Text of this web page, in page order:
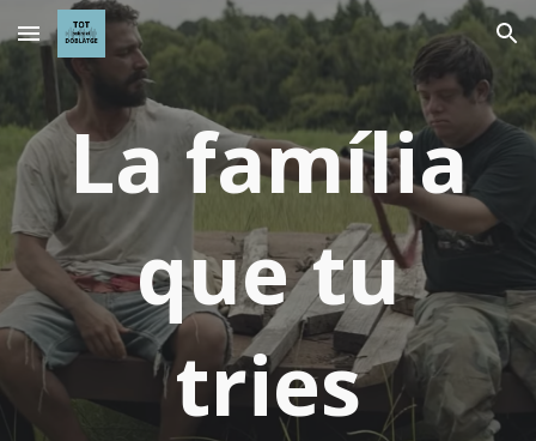
Skip to main content Skip to navigation
La família
que tu
tries